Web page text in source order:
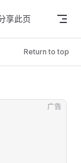
享此页
Return to top
广告